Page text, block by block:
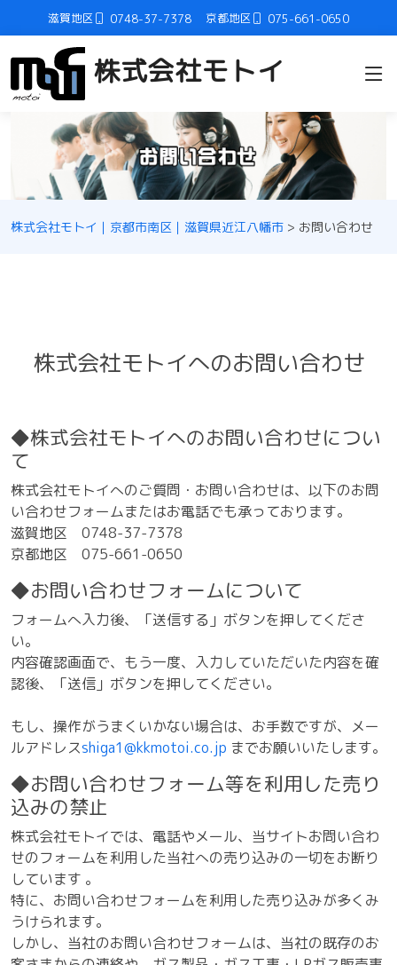
滋賀地区 0748-37-7378 京都地区 075-661-0650
株式会社モトイ
株式会社モトイ｜京都市南区｜滋賀県近江八幡市 > お問い合わせ
株式会社モトイへのお問い合わせ
◆株式会社モトイへのお問い合わせについ
て
株式会社モトイへのご質問・お問い合わせは、以下のお問
い合わせフォームまたはお電話でも承っております。
滋賀地区 0748-37-7378
京都地区 075-661-0650
◆お問い合わせフォームについて
フォームへ入力後、「送信する」ボタンを押してくださ
い。
内容確認画面で、もう一度、入力していただいた内容を確
認後、「送信」ボタンを押してください。
もし、操作がうまくいかない場合は、お手数ですが、メー
ルアドレスshiga1@kkmotoi.co.jp までお願いいたします。
◆お問い合わせフォーム等を利用した売り
込みの禁止
株式会社モトイでは、電話やメール、当サイトお問い合わ
せのフォームを利用した当社への売り込みの一切をお断り
しています 。
特に、お問い合わせフォームを利用した売り込みが多くみ
うけられます。
しかし、当社のお問い合わせフォームは、当社の既存のお